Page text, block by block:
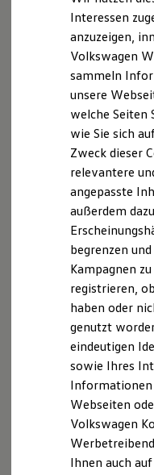
VW
VW
VW
Connect
Fleet
Multistop
Hilfreiches für
XTL-
Ersatzteile und
Original
myVolkswagen
Elektrisch & Autonom
Elektro - &
Unser
Reichweite &
Wallbox
Förderung &
„Wir sind zur
A. Verantwortlicher
Wir freuen uns, dass
Lamminger oHG, Am
Im Folgenden
Verarbeitung Ihrer
uns im
Webseite.
B. Verarbeitung
Unsere Webseite
Angebote, die wir
verarbeitete
Interessen
anzuzeigen,
Volkswagen
sammeln
unsere
welche Seiten
wie Sie sich
Zweck dieser
relevantere
angepasste
außerdem
begrenzen
Kampagnen
registrieren,
haben oder
genutzt
eindeutigen
sowie Ihres
Webseiten
Volkswagen
Ihnen auch